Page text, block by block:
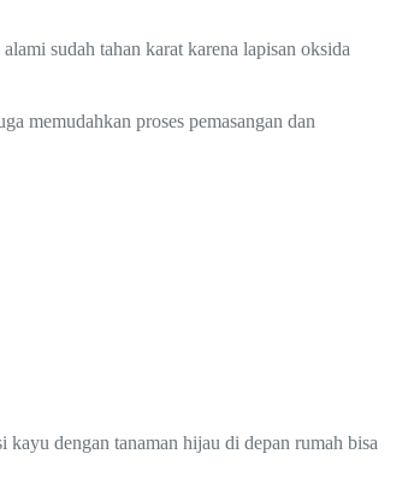
sudah tahan karat karena lapisan oksida
memudahkan proses pemasangan dan
dengan tanaman hijau di depan rumah bisa